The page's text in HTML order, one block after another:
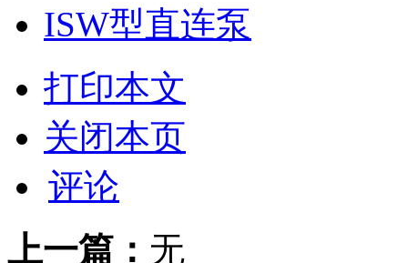
ISW型直连泵
打印本文
关闭本页
评论
上一篇： 无